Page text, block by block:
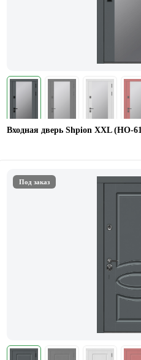
Входная дверь Shpion XXL (НО-
Под заказ